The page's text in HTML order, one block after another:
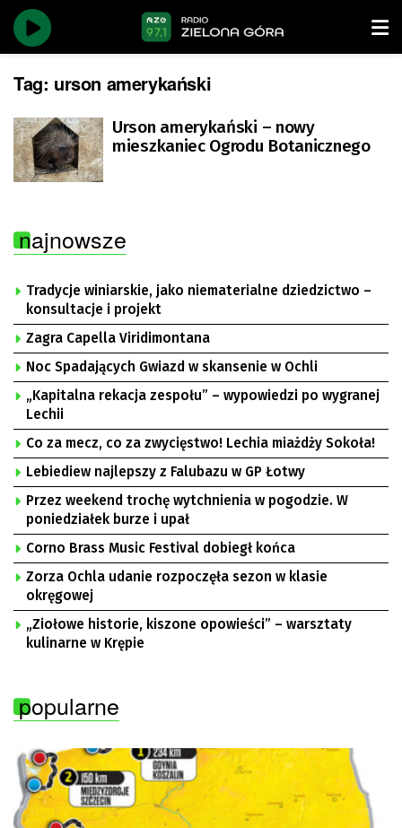
Tag: urson amerykański
Urson amerykański – nowy
mieszkaniec Ogrodu Botanicznego
najnowsze
Tradycje winiarskie, jako niematerialne dziedzictwo –
konsultacje i projekt
Zagra Capella Viridimontana
Noc Spadających Gwiazd w skansenie w Ochli
„Kapitalna rekacja zespołu” – wypowiedzi po wygranej
Lechii
Co za mecz, co za zwycięstwo! Lechia miażdży Sokoła!
Lebiediew najlepszy z Falubazu w GP Łotwy
Przez weekend trochę wytchnienia w pogodzie. W
poniedziałek burze i upał
Corno Brass Music Festival dobiegł końca
Zorza Ochla udanie rozpoczęła sezon w klasie
okręgowej
„Ziołowe historie, kiszone opowieści” – warsztaty
kulinarne w Krępie
popularne